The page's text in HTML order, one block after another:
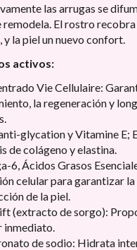
las arrugas se
El rostro recobra
y la piel un nuevo confort.
activos:
Vie Cellulaire:
la regeneración y
glycation y Vitamine E;
de colágeno y elastina.
6, Ácidos Grasos
celular para garantizar
de la piel.
(extracto de sorgo):
inmediato.
de sodio: Hidrata